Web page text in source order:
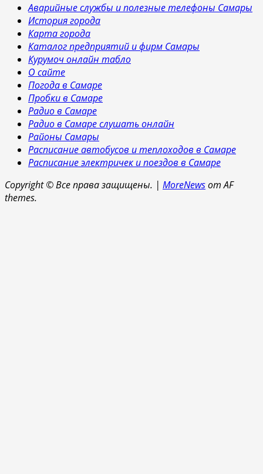
Аварийные службы и полезные телефоны Самары
История города
Карта города
Каталог предприятий и фирм Самары
Курумоч онлайн табло
О сайте
Погода в Самаре
Пробки в Самаре
Радио в Самаре
Радио в Самаре слушать онлайн
Районы Самары
Расписание автобусов и теплоходов в Самаре
Расписание электричек и поездов в Самаре
Copyright © Все права защищены. | MoreNewsот AF
themes.